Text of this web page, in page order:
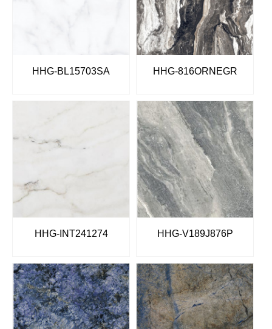
HHG-BL15703SA HHG-816ORNEGR
HHG-INT241274 HHG-V189J876P